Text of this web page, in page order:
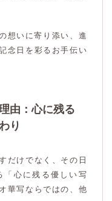
想いに寄り添い、進
念日を彩るお手伝い
由：心に残る
り
だけでなく、その日
「心に残る優しい写
華写ならではの、他